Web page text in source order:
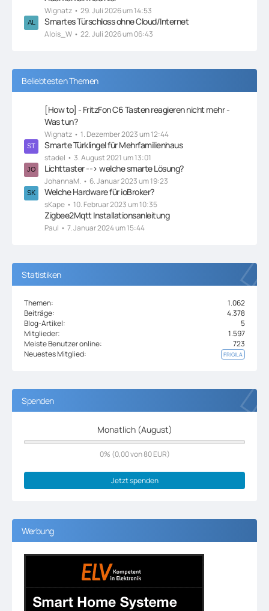
Wignatz 29. Juli 2026 um 14:53
Smartes Türschloss ohne Cloud/Internet
Alois_W 22. Juli 2026 um 06:43
Beliebtesten Themen
[How to] - FritzFon C6 Tasten reagieren nicht mehr -
Was tun?
Wignatz 1. Dezember 2023 um 12:44
Smarte Türklingel für Mehrfamilienhaus
stadel 3. August 2021 um 13:01
Lichttaster --> welche smarte Lösung?
JohannaM. 6. Januar 2023 um 19:23
Welche Hardware für ioBroker?
sKape 10. Februar 2023 um 10:35
Zigbee2Mqtt Installationsanleitung
Paul 7. Januar 2024 um 15:44
Statistiken
Themen
1.062
Beiträge
4.378
Blog-Artikel
5
Mitglieder
1.597
Meiste Benutzer online
723
Neuestes Mitglied
FRIGILA
Spenden
Monatlich (August)
0% (0,00 von 80 EUR)
Jetzt spenden
Werbung